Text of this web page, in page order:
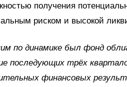
получения
риском и высокой
по динамике был фонд
последующих трёх
финансовых